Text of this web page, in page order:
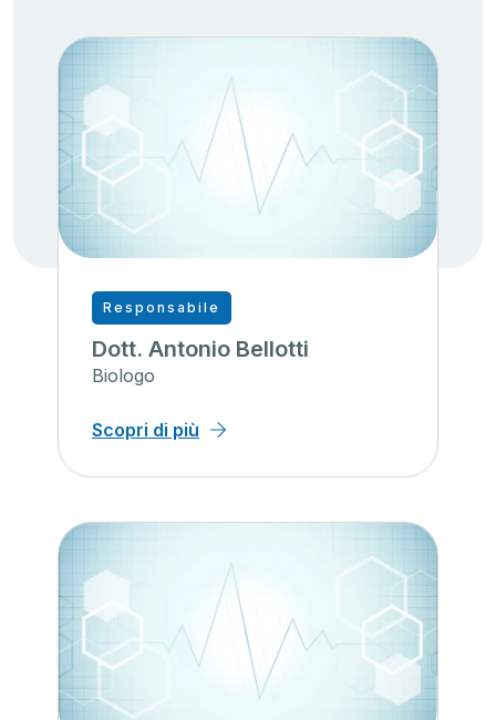
Responsabile
Dott. Antonio Bellotti
Biologo
Scopri di più